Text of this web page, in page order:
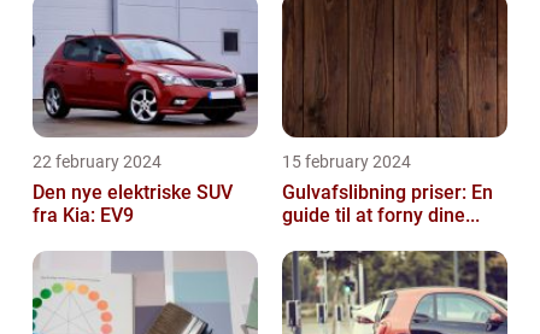
22 february 2024
Den nye elektriske SUV
fra Kia: EV9
15 february 2024
Gulvafslibning priser: En
guide til at forny dine...